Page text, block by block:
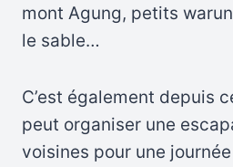
mont Agung, petits
le sable…
C’est également depuis
peut organiser une
voisines pour une